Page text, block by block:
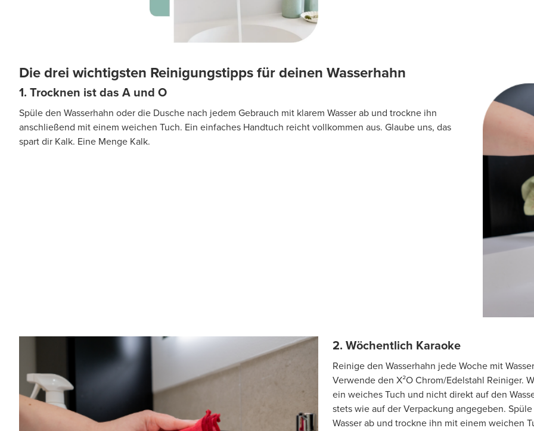
Die drei wichtigsten Reinigungstipps für deinen Wasserhahn
1. Trocknen ist das A und O
Spüle den Wasserhahn oder die Dusche nach jedem Gebrauch mit klarem Wasser ab und trockne ihn
anschließend mit einem weichen Tuch. Ein einfaches Handtuch reicht vollkommen aus. Glaube uns, das
spart dir Kalk. Eine Menge Kalk.
2. Wöchentlich Karaoke
Reinige den Wasserhahn jede Woche mit
Verwende den X²O Chrom/Edelstahl Reiniger.
ein weiches Tuch und nicht direkt auf den
stets wie auf der Verpackung angegeben.
Wasser ab und trockne ihn mit einem weichen